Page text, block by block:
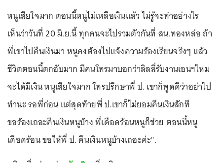
หนูเสียใจมาก ตอนนี้หนูไม่เหลือเงินแล้ว ไม่รู้จะทำอย่างไร
เห็นว่าวันที่ 20 มิ.ย.นี้ ทุกคนจะไปรวมตัวกันที่ สน.ทองหล่อ ถ้า
พี่เขาไปคืนเงินมา หนูคงต้องไปแจ้งความร้องเรียนจริงๆ แล้ว
ชีวิตตอนนี้ตกอับมาก มีคนโทรมาบอกว่าลิลลี่รับงานเอนฯไหม
จะได้มีเงิน หนูเสียใจมาก โทรปรึกษาพี่ ป. เขาก็พูดดีว่าอย่าไป
ทำนะ รอพี่ก่อน แต่สุดท้ายพี่ ป.เขาก็ไม่ยอมคืนเงินสักที
ขอร้องเถอะคืนเงินหนูบ้าง พี่เดือดร้อนหนูก็ช่วย ตอนนี้หนู
เดือดร้อน ขอให้พี่ ป. คืนเงินหนูบ้างเถอะค่ะ".